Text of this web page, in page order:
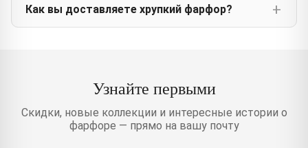
Как вы доставляете хрупкий фарфор?
Узнайте первыми
Скидки, новые коллекции и интересные истории о
фарфоре — прямо на вашу почту